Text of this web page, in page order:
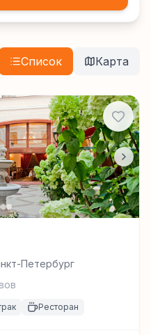
Список Карта
Петербург
Ресторан